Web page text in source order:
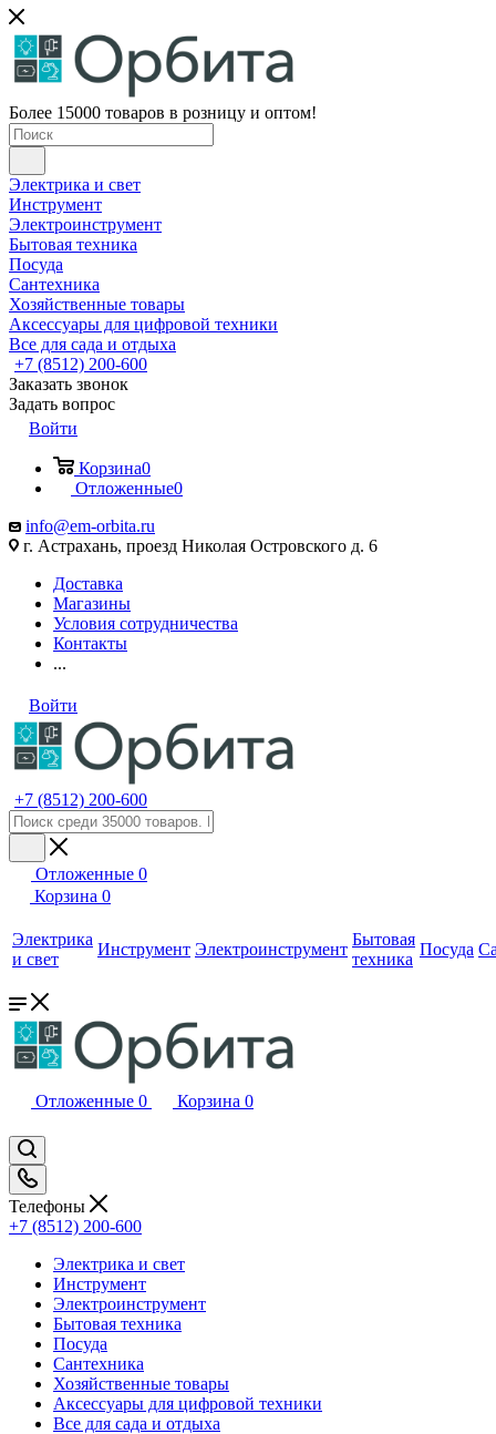
Более 15000 товаров в розницу и оптом!
Электрика и свет
Инструмент
Электроинструмент
Бытовая техника
Посуда
Сантехника
Хозяйственные товары
Аксессуары для цифровой техники
Все для сада и отдыха
+7 (8512) 200-600
Заказать звонок
Задать вопрос
Войти
Корзина0
Отложенные0
info@em-orbita.ru
г. Астрахань, проезд Николая Островского д. 6
Доставка
Магазины
Условия сотрудничества
Контакты
...
Войти
+7 (8512) 200-600
Отложенные 0
Корзина 0
Электрика
и свет
Инструмент Электроинструмент
Бытовая
техника
Посуда
Отложенные 0 Корзина 0
Телефоны
+7 (8512) 200-600
Электрика и свет
Инструмент
Электроинструмент
Бытовая техника
Посуда
Сантехника
Хозяйственные товары
Аксессуары для цифровой техники
Все для сада и отдыха